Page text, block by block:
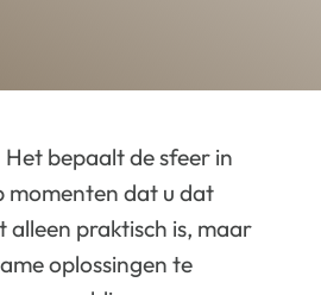
bepaalt de sfeer in
momenten dat u dat
alleen praktisch is, maar
oplossingen te